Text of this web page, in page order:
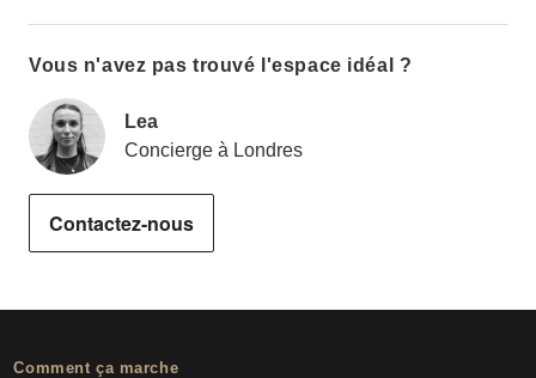
Vous n'avez pas trouvé l'espace idéal ?
Lea
Concierge à Londres
Contactez-nous
Comment ça marche